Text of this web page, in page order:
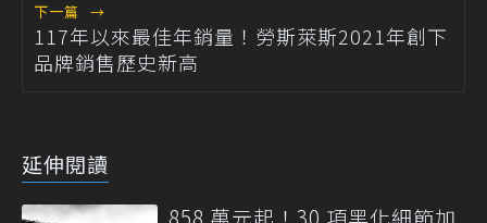
下一篇 →
117年以來最佳年銷量！勞斯萊斯2021年創下
品牌銷售歷史新高
延伸閱讀